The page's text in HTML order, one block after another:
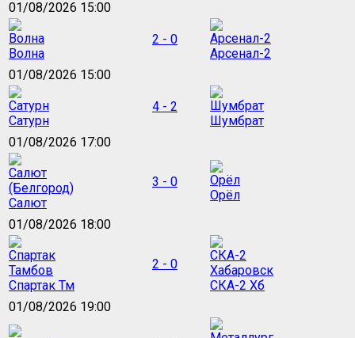
01/08/2026 15:00
Волна
2 - 0
Арсенал-2
01/08/2026 15:00
Сатурн
4 - 2
Шумбрат
01/08/2026 17:00
Салют
3 - 0
Орёл
01/08/2026 18:00
Спартак Тм
2 - 0
СКА-2 Хб
01/08/2026 19:00